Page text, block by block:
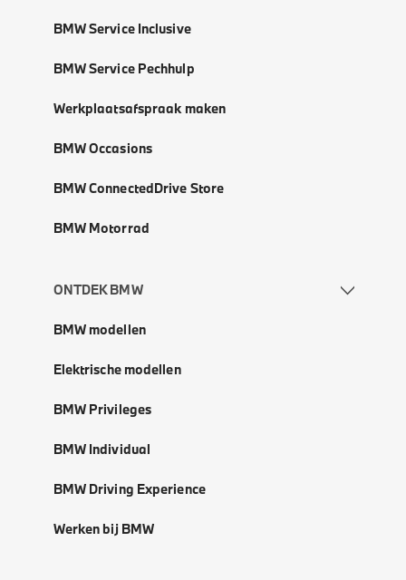
BMW Service Inclusive
BMW Service Pechhulp
Werkplaatsafspraak maken
BMW Occasions
BMW ConnectedDrive Store
BMW Motorrad
ONTDEK BMW
BMW modellen
Elektrische modellen
BMW Privileges
BMW Individual
BMW Driving Experience
Werken bij BMW